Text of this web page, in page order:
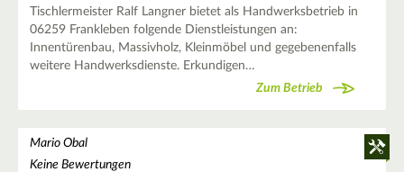
Tischlermeister Ralf Langner bietet als Handwerksbetrieb in
06259 Frankleben folgende Dienstleistungen an:
Innentürenbau, Massivholz, Kleinmöbel und gegebenenfalls
weitere Handwerksdienste. Erkundigen…
Zum Betrieb
Mario Obal
Keine Bewertungen